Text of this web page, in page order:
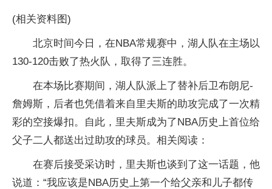
(相关资料图)
北京时间今日，在NBA常规赛中，湖人队在主场以
130-120击败了热火队，取得了三连胜。
在本场比赛期间，湖人队派上了替补后卫布朗尼-
詹姆斯，后者也凭借着来自里夫斯的助攻完成了一次精
彩的空接爆扣。自此，里夫斯成为了NBA历史上首位给
父子二人都送出过助攻的球员。相关阅读：
在赛后接受采访时，里夫斯也谈到了这一话题，他
说道：“我应该是NBA历史上第一个给父亲和儿子都传